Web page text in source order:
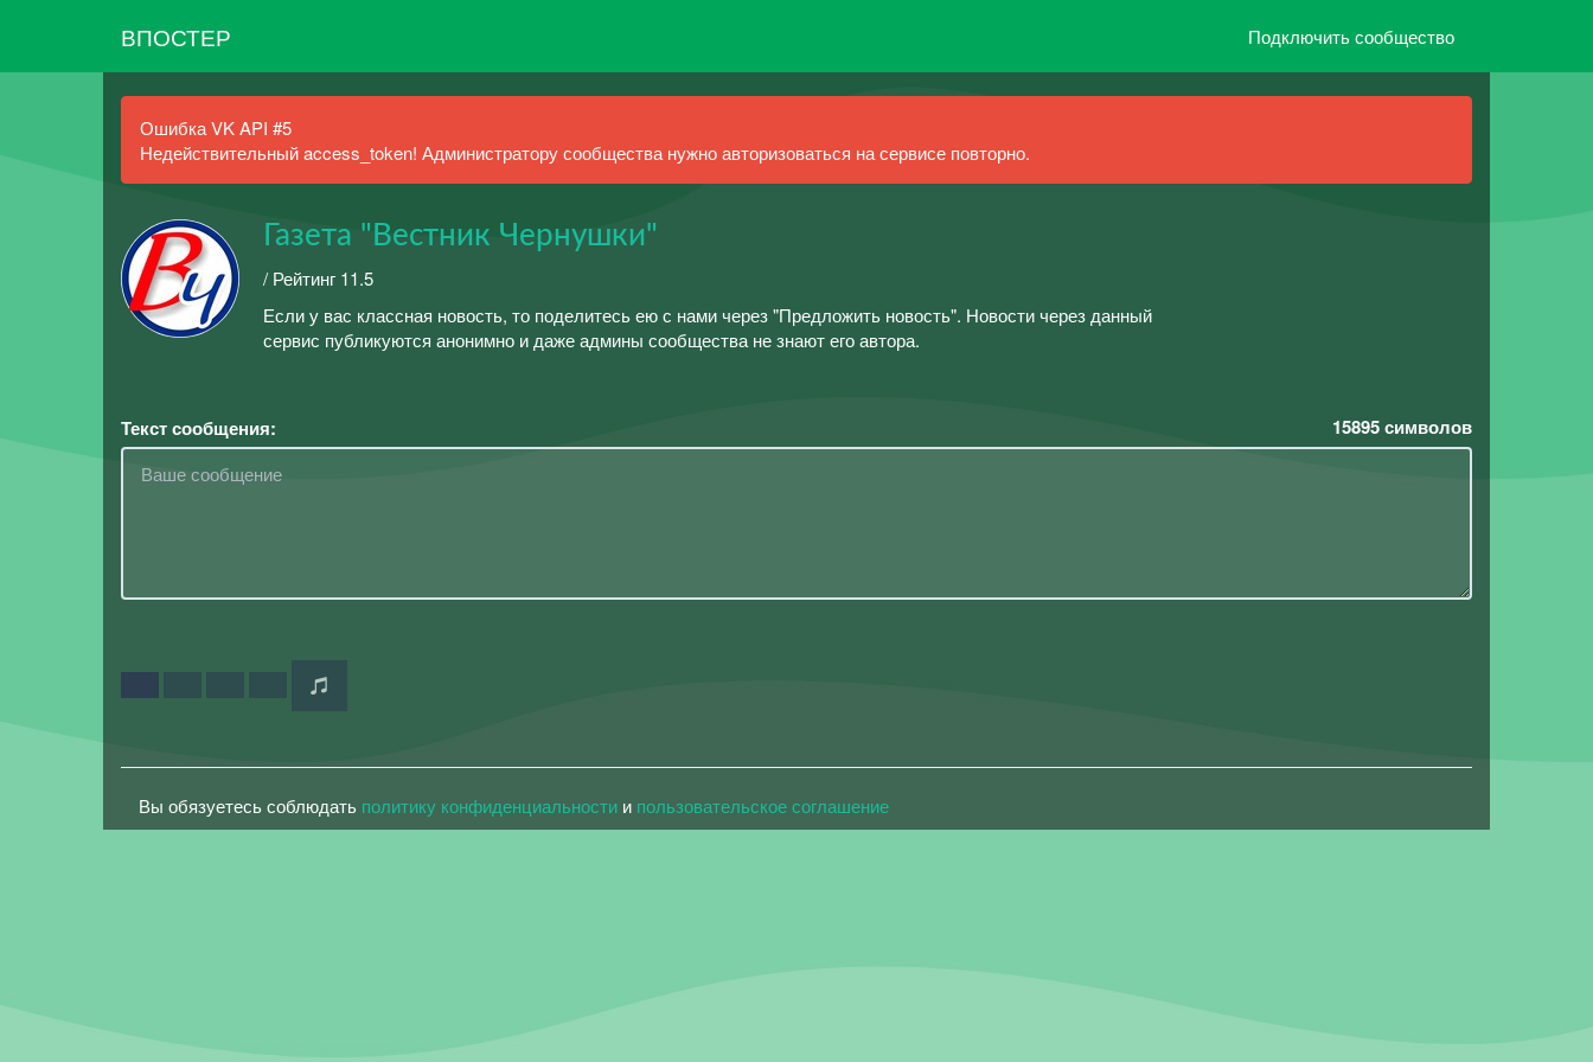
ВПОСТЕР Подключить сообщество
Ошибка VK API #5
Недействительный access_token! Администратору сообщества нужно авторизоваться на сервисе повторно.
Газета "Вестник Чернушки"
/ Рейтинг 11.5
Если у вас классная новость, то поделитесь ею с нами через "Предложить новость". Новости через данный
сервис публикуются анонимно и даже админы сообщества не знают его автора.
Текст сообщения: 15895символов
Вы обязуетесь соблюдать политику конфиденциальности и пользовательское соглашение